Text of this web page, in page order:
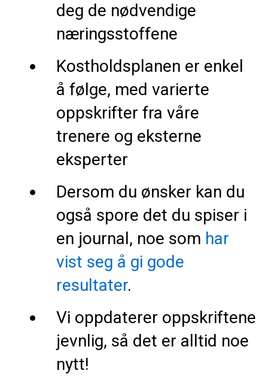
deg de nødvendige
næringsstoffene
Kostholdsplanen er enkel
å følge, med varierte
oppskrifter fra våre
trenere og eksterne
eksperter
Dersom du ønsker kan du
også spore det du spiser i
en journal, noe som har
vist seg å gi gode
resultater.
Vi oppdaterer oppskriftene
jevnlig, så det er alltid noe
nytt!